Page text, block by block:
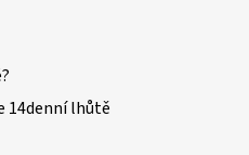
14denní lhůtě